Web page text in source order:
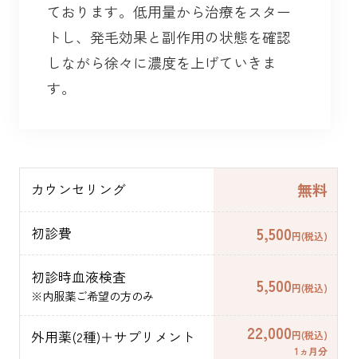
ております。低用量から治療をスター
トし、発毛効果と副作用の状態を確認
しながら徐々に濃度を上げていきま
す。
カウンセリング 無料
初診費 5,500円(税込)
初診時血液検査
※内服薬ご希望の方のみ 5,500円(税込)
外用薬(2種)＋サプリメント 22,000円(税込)
1ヵ月分